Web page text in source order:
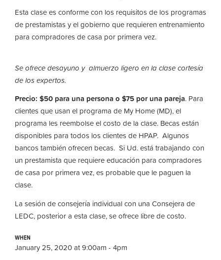
Esta clase es conforme con los requisitos de los programas
de prestamistas y el gobierno que requieren entrenamiento
para compradores de casa por primera vez.
Se ofrece desayuno y almuerzo ligero en la clase cortesía
de los expertos.
Precio: $50 para una persona o $75 por una pareja. Para
clientes que usan el programa de My Home (MD), el
programa les reembolse el costo de la clase. Becas están
disponibles para todos los clientes de HPAP. Algunos
bancos también ofrecen becas. Si Ud. está trabajando con
un prestamista que requiere educación para compradores
de casa por primera vez, es probable que le paguen la
clase.
La sesión de consejería individual con una Consejera de
LEDC, posterior a esta clase, se ofrece libre de costo.
WHEN
January 25, 2020 at 9:00am - 4pm